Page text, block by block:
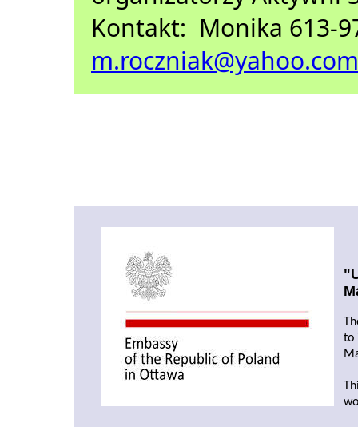
Kontakt: Monika 613-
m.roczniak@yahoo.com
to